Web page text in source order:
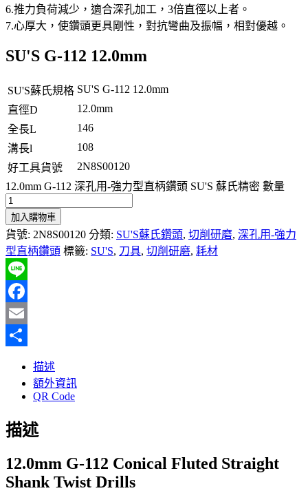
6.推力負荷減少，適合深孔加工，3倍直徑以上者。
7.心厚大，使鑽頭更具剛性，對抗彎曲及振幅，相對優越。
SU'S G-112 12.0mm
SU'S蘇氏規格 SU'S G-112 12.0mm
直徑D
12.0mm
全長L
146
溝長l
108
好工具貨號
2N8S00120
12.0mm G-112 深孔用-強力型直柄鑽頭 SU'S 蘇氏精密 數量
加入購物車
貨號: 2N8S00120 分類: SU'S蘇氏鑽頭, 切削研磨, 深孔用-強力
型直柄鑽頭 標籤: SU'S, 刀具, 切削研磨, 耗材
Line
Facebook
Email
描述
額外資訊
QR Code
描述
12.0mm G-112 Conical Fluted Straight
Shank Twist Drills